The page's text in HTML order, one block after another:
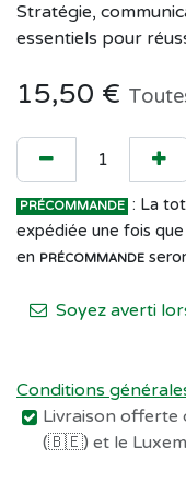
Stratégie,
essentiels pour
15,50 €
PRÉCOMMANDE : La
expédiée une fois que
en PRÉCOMMANDE
Soyez averti
Conditions
Livraison offerte
(🇧🇪) et le